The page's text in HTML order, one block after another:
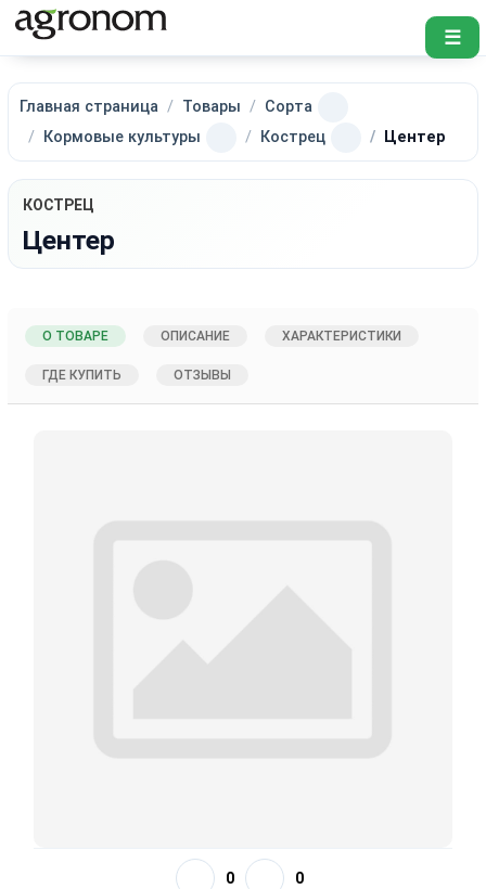
☰
Главная страница Товары
Сорта
Кормовые культуры
Кострец Центер
КОСТРЕЦ
Центер
О ТОВАРЕ ОПИСАНИЕ ХАРАКТЕРИСТИКИ
ГДЕ КУПИТЬ ОТЗЫВЫ
0 0